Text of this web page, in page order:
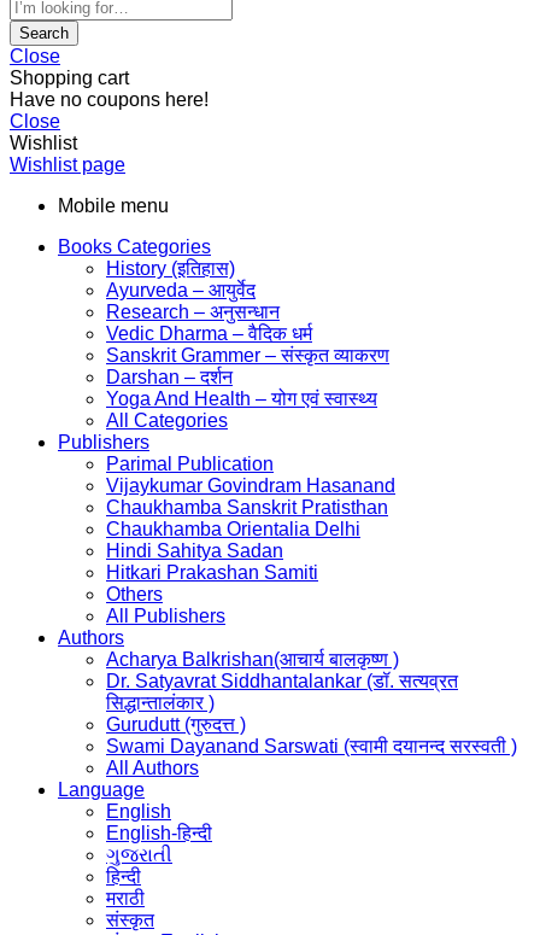
Search
Close
Shopping cart
Have no coupons here!
Close
Wishlist
Wishlist page
Mobile menu
Books Categories
History (इतिहास)
Ayurveda – आयुर्वेद
Research – अनुसन्धान
Vedic Dharma – वैदिक धर्म
Sanskrit Grammer – संस्कृत व्याकरण
Darshan – दर्शन
Yoga And Health – योग एवं स्वास्थ्य
All Categories
Publishers
Parimal Publication
Vijaykumar Govindram Hasanand
Chaukhamba Sanskrit Pratisthan
Chaukhamba Orientalia Delhi
Hindi Sahitya Sadan
Hitkari Prakashan Samiti
Others
All Publishers
Authors
Acharya Balkrishan(आचार्य बालकृष्ण )
Dr. Satyavrat Siddhantalankar (डॉ. सत्यव्रत
सिद्धान्तालंकार )
Gurudutt (गुरुदत्त )
Swami Dayanand Sarswati (स्वामी दयानन्द सरस्वती )
All Authors
Language
English
English-हिन्दी
ગુજરાતી
हिन्दी
मराठी
संस्कृत